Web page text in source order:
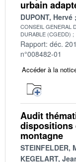
urbain
DUPONT, Hervé
CONSEIL GENERAL
DURABLE (CGEDD)
Rapport: déc.
n°008482-01
Accéder à la
Audit
dispositions
montagne
STEINFELDER,
KEGELART,